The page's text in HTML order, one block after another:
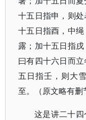
十五日指申，则
十五日指酉，中
露；加十五日指
曰有四十六日而
五日指壬，则大
至。（原文略有删
这是讲二十